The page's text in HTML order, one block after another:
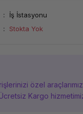
İş İstasyonu
Stokta Yok
özel
Kargo